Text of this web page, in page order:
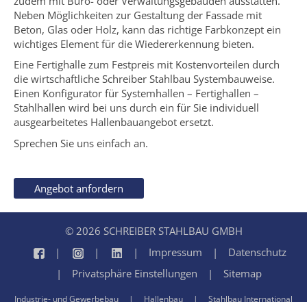
Neben Möglichkeiten zur Gestaltung der Fassade mit
Beton, Glas oder Holz, kann das richtige Farbkonzept ein
wichtiges Element für die Wiedererkennung bieten.
Eine Fertighalle zum Festpreis mit Kostenvorteilen durch
die wirtschaftliche Schreiber Stahlbau Systembauweise.
Einen Konfigurator für Systemhallen – Fertighallen –
Stahlhallen wird bei uns durch ein für Sie individuell
ausgearbeitetes Hallenbauangebot ersetzt.
Sprechen Sie uns einfach an.
Angebot anfordern
© 2026 SCHREIBER STAHLBAU GMBH
Impressum
Datenschutz
Privatsphäre Einstellungen
Sitemap
Industrie- und Gewerbebau Hallenbau Stahlbau International